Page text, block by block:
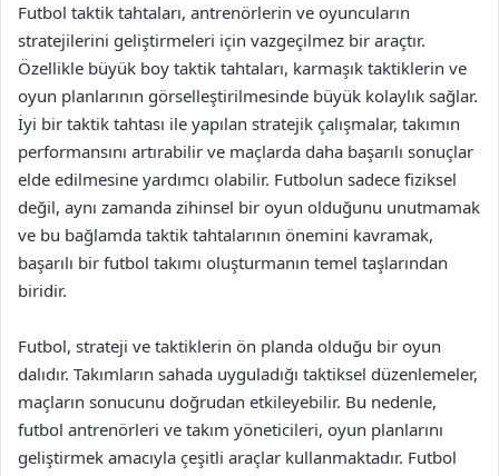
Futbol taktik tahtaları, antrenörlerin ve oyuncuların
stratejilerini geliştirmeleri için vazgeçilmez bir araçtır.
Özellikle büyük boy taktik tahtaları, karmaşık taktiklerin ve
oyun planlarının görselleştirilmesinde büyük kolaylık sağlar.
İyi bir taktik tahtası ile yapılan stratejik çalışmalar, takımın
performansını artırabilir ve maçlarda daha başarılı sonuçlar
elde edilmesine yardımcı olabilir. Futbolun sadece fiziksel
değil, aynı zamanda zihinsel bir oyun olduğunu unutmamak
ve bu bağlamda taktik tahtalarının önemini kavramak,
başarılı bir futbol takımı oluşturmanın temel taşlarından
biridir.
Futbol, strateji ve taktiklerin ön planda olduğu bir oyun
dalıdır. Takımların sahada uyguladığı taktiksel düzenlemeler,
maçların sonucunu doğrudan etkileyebilir. Bu nedenle,
futbol antrenörleri ve takım yöneticileri, oyun planlarını
geliştirmek amacıyla çeşitli araçlar kullanmaktadır. Futbol